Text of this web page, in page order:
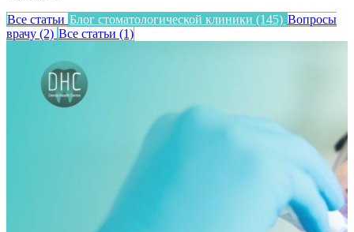
Все статьи Блог стоматологической клиники (145) Вопросы
врачу (2) Все статьи (1)